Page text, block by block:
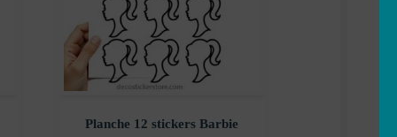
Planche 12 stickers Barbie